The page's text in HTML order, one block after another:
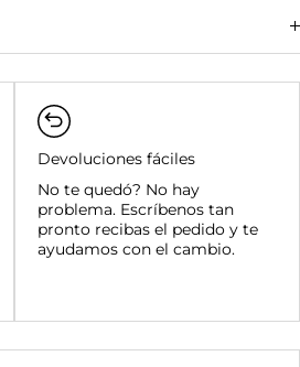
Devoluciones fáciles
No te quedó? No hay
problema. Escríbenos tan
pronto recibas el pedido y te
ayudamos con el cambio.